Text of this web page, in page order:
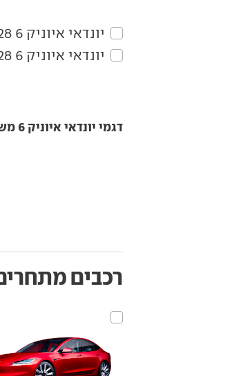
יונדאי‏ איוניק 6‏ 228 כ"ס 680 ק"מ Ultra
יונדאי‏ איוניק 6‏ 228 כ"ס 624 ק"מ Excellence
דגמי יונדאי איוניק 6 משנים קודמות
רכבים